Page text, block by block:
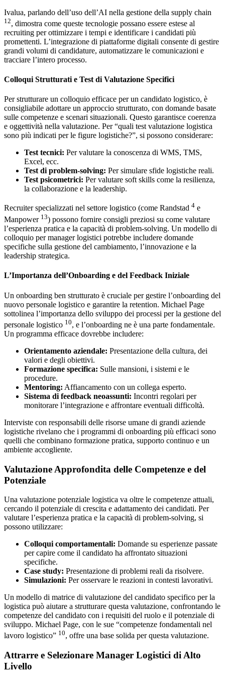
Ivalua, parlando dell’uso dell’AI nella gestione della supply chain
12, dimostra come queste tecnologie possano essere estese al
recruiting per ottimizzare i tempi e identificare i candidati più
promettenti. L’integrazione di piattaforme digitali consente di gestire
grandi volumi di candidature, automatizzare le comunicazioni e
tracciare l’intero processo.
Colloqui Strutturati e Test di Valutazione Specifici
Per strutturare un colloquio efficace per un candidato logistico, è
consigliabile adottare un approccio strutturato, con domande basate
sulle competenze e scenari situazionali. Questo garantisce coerenza
e oggettività nella valutazione. Per “quali test valutazione logistica
sono più indicati per le figure logistiche?”, si possono considerare:
Test tecnici: Per valutare la conoscenza di WMS, TMS,
Excel, ecc.
Test di problem-solving: Per simulare sfide logistiche reali.
Test psicometrici: Per valutare soft skills come la resilienza,
la collaborazione e la leadership.
Recruiter specializzati nel settore logistico (come Randstad 4 e
Manpower 13) possono fornire consigli preziosi su come valutare
l’esperienza pratica e la capacità di problem-solving. Un modello di
colloquio per manager logistici potrebbe includere domande
specifiche sulla gestione del cambiamento, l’innovazione e la
leadership strategica.
L’Importanza dell’Onboarding e del Feedback Iniziale
Un onboarding ben strutturato è cruciale per gestire l’onboarding del
nuovo personale logistico e garantire la retention. Michael Page
sottolinea l’importanza dello sviluppo dei processi per la gestione del
personale logistico 10, e l’onboarding ne è una parte fondamentale.
Un programma efficace dovrebbe includere:
Orientamento aziendale: Presentazione della cultura, dei
valori e degli obiettivi.
Formazione specifica: Sulle mansioni, i sistemi e le
procedure.
Mentoring: Affiancamento con un collega esperto.
Sistema di feedback neoassunti: Incontri regolari per
monitorare l’integrazione e affrontare eventuali difficoltà.
Interviste con responsabili delle risorse umane di grandi aziende
logistiche rivelano che i programmi di onboarding più efficaci sono
quelli che combinano formazione pratica, supporto continuo e un
ambiente accogliente.
Valutazione Approfondita delle Competenze e del
Potenziale
Una valutazione potenziale logistica va oltre le competenze attuali,
cercando il potenziale di crescita e adattamento dei candidati. Per
valutare l’esperienza pratica e la capacità di problem-solving, si
possono utilizzare:
Colloqui comportamentali: Domande su esperienze passate
per capire come il candidato ha affrontato situazioni
specifiche.
Case study: Presentazione di problemi reali da risolvere.
Simulazioni: Per osservare le reazioni in contesti lavorativi.
Un modello di matrice di valutazione del candidato specifico per la
logistica può aiutare a strutturare questa valutazione, confrontando le
competenze del candidato con i requisiti del ruolo e il potenziale di
sviluppo. Michael Page, con le sue “competenze fondamentali nel
lavoro logistico” 10, offre una base solida per questa valutazione.
Attrarre e Selezionare Manager Logistici di Alto
Livello